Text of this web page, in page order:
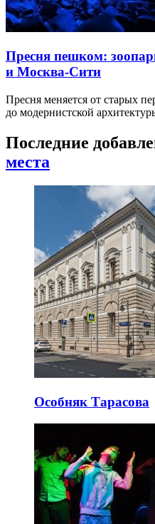
Пресня пешком:
и Москва-Сити
Пресня меняется от старых
до модернистской
Последние
места
Особняк Тарасова